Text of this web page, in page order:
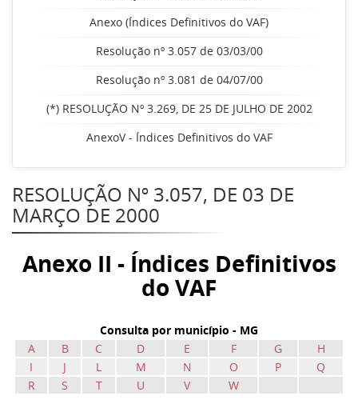
Anexo (Índices Definitivos do VAF)
Resolução nº 3.057 de 03/03/00
Resolução nº 3.081 de 04/07/00
(*) RESOLUÇÃO Nº 3.269, DE 25 DE JULHO DE 2002
AnexoV - Índices Definitivos do VAF
RESOLUÇÃO Nº 3.057, DE 03 DE
MARÇO DE 2000
Anexo II - Índices Definitivos
do VAF
Consulta por município - MG
A
B C D E F G
H
I
J L M N O P
Q
R
S T U V W